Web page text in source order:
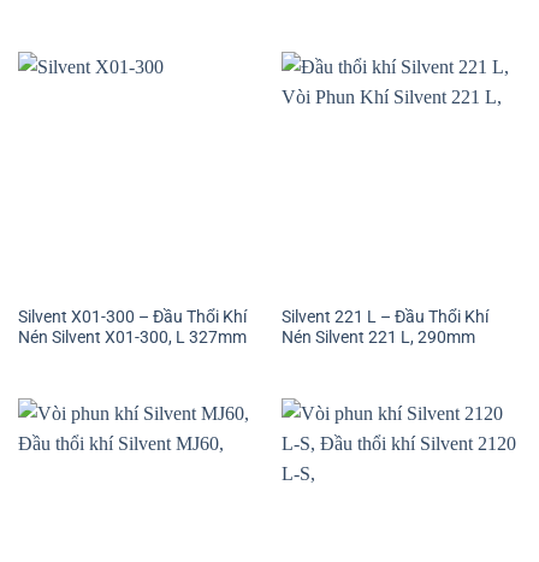
Silvent X01-300 – Đầu Thổi Khí
Nén Silvent X01-300, L 327mm
Silvent 221 L – Đầu Thổi Khí
Nén Silvent 221 L, 290mm